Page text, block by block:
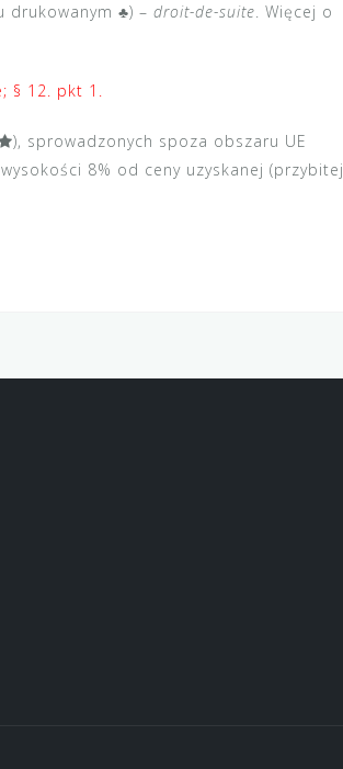
drukowanym ♣) – droit-de-suite. Więcej o
§ 12. pkt 1.
), sprowadzonych spoza obszaru UE
8% od ceny uzyskanej (przybitej